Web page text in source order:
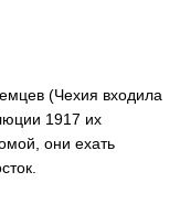
(Чехия входила
1917 их
они ехать